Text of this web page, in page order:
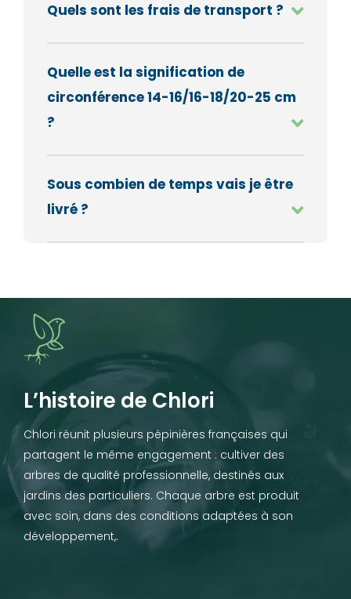
Quels sont les frais de transport ?
Quelle est la signification de
circonférence 14-16/16-18/20-25 cm
?
Sous combien de temps vais je être
livré ?
L’histoire de Chlori
Chlori réunit plusieurs pépinières françaises qui
partagent le même engagement : cultiver des
arbres de qualité professionnelle, destinés aux
jardins des particuliers. Chaque arbre est produit
avec soin, dans des conditions adaptées à son
développement,.